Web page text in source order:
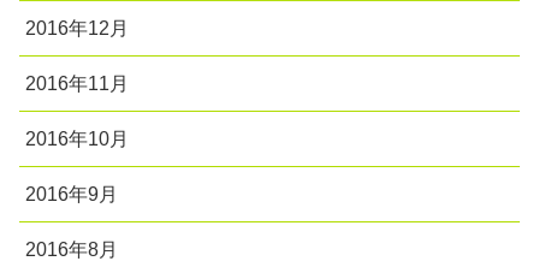
2016年12月
2016年11月
2016年10月
2016年9月
2016年8月